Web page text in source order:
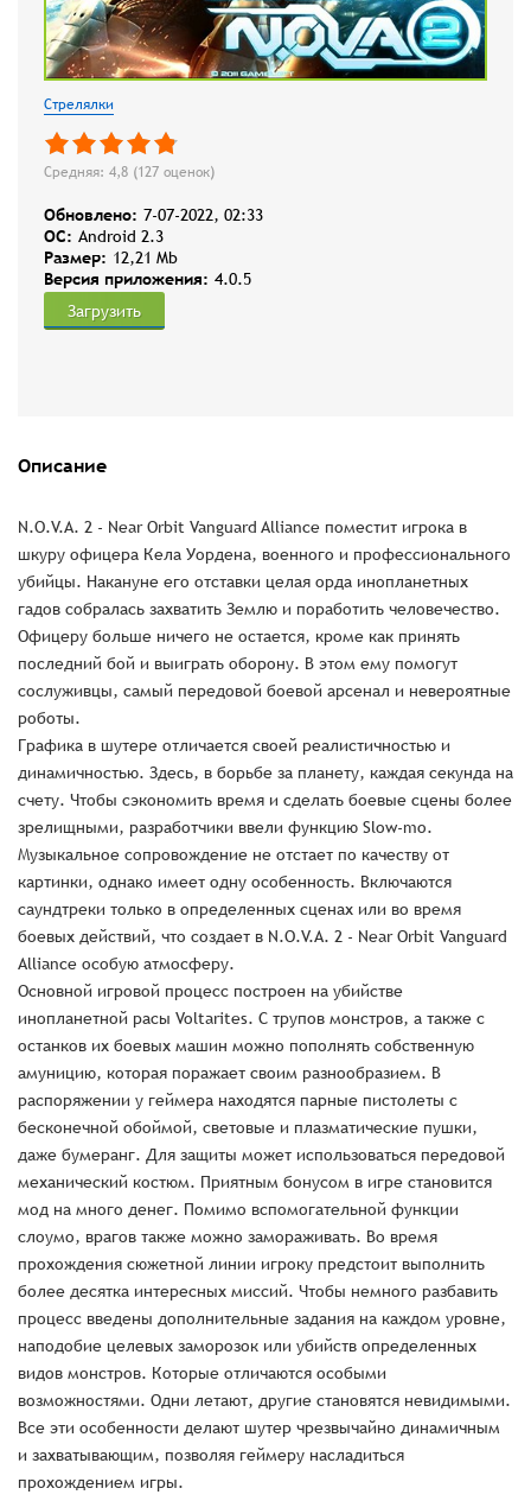
Стрелялки
Средняя: 4,8 (127 оценок)
Обновлено: 7-07-2022, 02:33
OC: Android 2.3
Размер: 12,21 Mb
Версия приложения: 4.0.5
Загрузить
Описание
N.O.V.A. 2 - Near Orbit Vanguard Alliance поместит игрока в
шкуру офицера Кела Уордена, военного и профессионального
убийцы. Накануне его отставки целая орда инопланетных
гадов собралась захватить Землю и поработить человечество.
Офицеру больше ничего не остается, кроме как принять
последний бой и выиграть оборону. В этом ему помогут
сослуживцы, самый передовой боевой арсенал и невероятные
роботы.
Графика в шутере отличается своей реалистичностью и
динамичностью. Здесь, в борьбе за планету, каждая секунда на
счету. Чтобы сэкономить время и сделать боевые сцены более
зрелищными, разработчики ввели функцию Slow-mo.
Музыкальное сопровождение не отстает по качеству от
картинки, однако имеет одну особенность. Включаются
саундтреки только в определенных сценах или во время
боевых действий, что создает в N.O.V.A. 2 - Near Orbit Vanguard
Alliance особую атмосферу.
Основной игровой процесс построен на убийстве
инопланетной расы Voltarites. С трупов монстров, а также с
останков их боевых машин можно пополнять собственную
амуницию, которая поражает своим разнообразием. В
распоряжении у геймера находятся парные пистолеты с
бесконечной обоймой, световые и плазматические пушки,
даже бумеранг. Для защиты может использоваться передовой
механический костюм. Приятным бонусом в игре становится
мод на много денег. Помимо вспомогательной функции
слоумо, врагов также можно замораживать. Во время
прохождения сюжетной линии игроку предстоит выполнить
более десятка интересных миссий. Чтобы немного разбавить
процесс введены дополнительные задания на каждом уровне,
наподобие целевых заморозок или убийств определенных
видов монстров. Которые отличаются особыми
возможностями. Одни летают, другие становятся невидимыми.
Все эти особенности делают шутер чрезвычайно динамичным
и захватывающим, позволяя геймеру насладиться
прохождением игры.